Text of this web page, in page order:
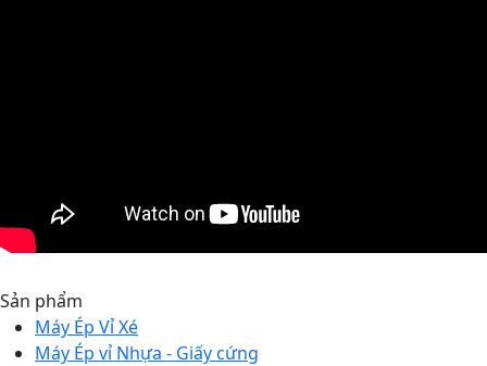
Sản phẩm
Máy Ép Vỉ Xé
Máy Ép vỉ Nhựa - Giấy cứng